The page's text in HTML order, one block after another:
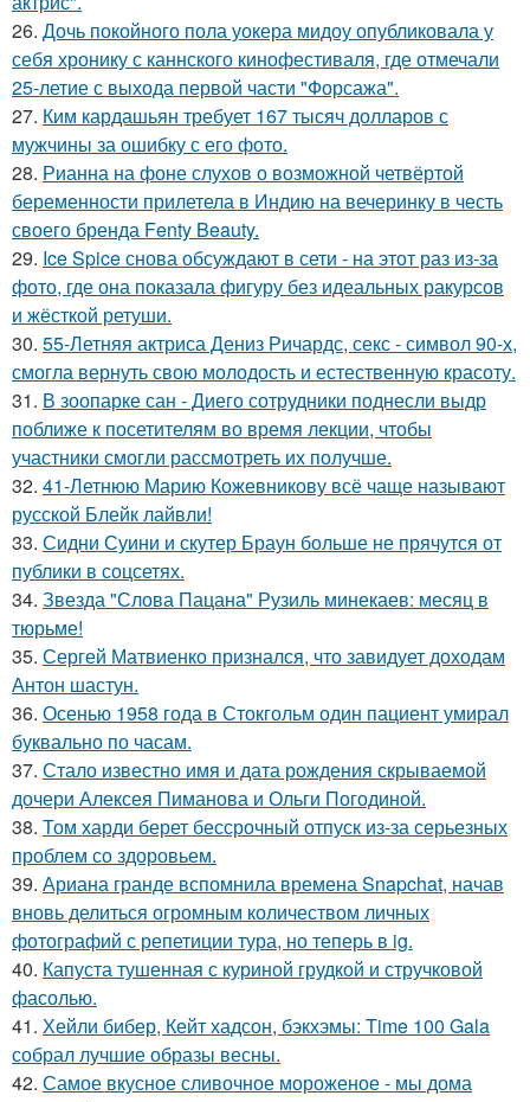
26. Дочь покойного пола уокера мидоу опубликовала у
себя хронику с каннского кинофестиваля, где отмечали
25-летие с выхода первой части "Форсажа".
27. Ким кардашьян требует 167 тысяч долларов с
мужчины за ошибку с его фото.
28. Рианна на фоне слухов о возможной четвёртой
беременности прилетела в Индию на вечеринку в честь
своего бренда Fenty Beauty.
29. Ice Spice снова обсуждают в сети - на этот раз из-за
фото, где она показала фигуру без идеальных ракурсов
и жёсткой ретуши.
30. 55-Летняя актриса Дениз Ричардс, секс - символ 90-х,
смогла вернуть свою молодость и естественную красоту.
31. В зоопарке сан - Диего сотрудники поднесли выдр
поближе к посетителям во время лекции, чтобы
участники смогли рассмотреть их получше.
32. 41-Летнюю Марию Кожевникову всё чаще называют
русской Блейк лайвли!
33. Сидни Суини и скутер Браун больше не прячутся от
публики в соцсетях.
34. Звезда "Слова Пацана" Рузиль минекаев: месяц в
тюрьме!
35. Сергей Матвиенко признался, что завидует доходам
Антон шастун.
36. Осенью 1958 года в Стокгольм один пациент умирал
буквально по часам.
37. Стало известно имя и дата рождения скрываемой
дочери Алексея Пиманова и Ольги Погодиной.
38. Том харди берет бессрочный отпуск из-за серьезных
проблем со здоровьем.
39. Ариана гранде вспомнила времена Snapchat, начав
вновь делиться огромным количеством личных
фотографий с репетиции тура, но теперь в ig.
40. Капуста тушенная с куриной грудкой и стручковой
фасолью.
41. Хейли бибер, Кейт хадсон, бэкхэмы: Time 100 Gala
собрал лучшие образы весны.
42. Самое вкусное сливочное мороженое - мы дома